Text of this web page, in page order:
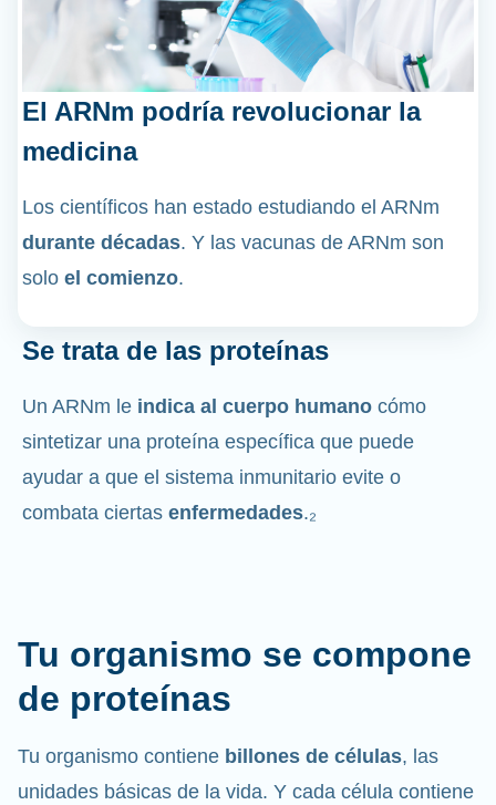
El ARNm podría revolucionar la
medicina
Los científicos han estado estudiando el ARNm
durante décadas. Y las vacunas de ARNm son
solo el comienzo.
Se trata de las proteínas
Un ARNm le indica al cuerpo humano cómo
sintetizar una proteína específica que puede
ayudar a que el sistema inmunitario evite o
combata ciertas enfermedades.₂
Tu organismo se compone
de proteínas
Tu organismo contiene billones de células, las
unidades básicas de la vida. Y cada célula contiene